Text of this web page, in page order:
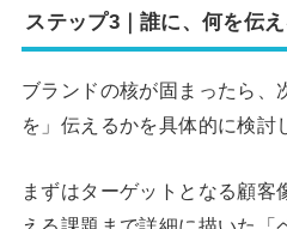
ステップ3｜誰に、何を伝
ブランドの核が固まったら、
を」伝えるかを具体的に検討
まずはターゲットとなる顧